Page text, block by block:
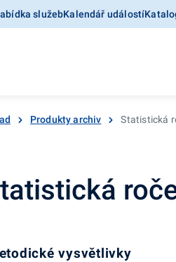
služebKalendář událostí
Produkty archiv Statistická
vysvětlivky